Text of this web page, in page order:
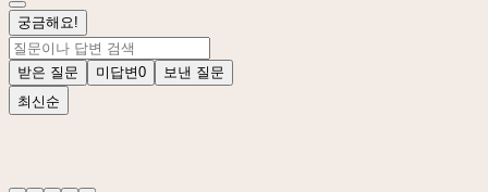
궁금해요!
받은 질문 미답변0
보낸 질문
최신순